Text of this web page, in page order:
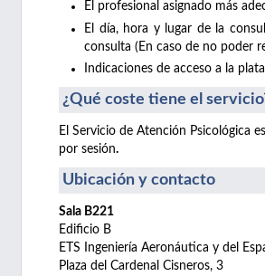
El profesional asignado más
El día, hora y lugar de la
consulta (En caso de no poder
Indicaciones de acceso a la
¿Qué coste tiene el
El Servicio de Atención Psicológica
por sesión.
Ubicación y contacto
Sala B221
Edificio B
ETS Ingeniería Aeronáutica y del
Plaza del Cardenal Cisneros, 3